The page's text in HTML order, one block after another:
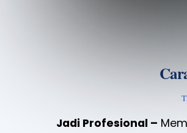
Jadi Profesional –